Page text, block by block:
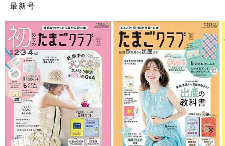
用したので痛みはなし。
20:00頃
胎盤を見せてもらう。ぷよぷよした薄いものだった。
21:00頃
会陰を縫われる。やけに沢山縫っていると思ったら出産のときに
膣も裂けるらしく、そこを縫っていると言われる。
夕飯が出ないと知り絶望。
23:00
清拭。離床しトイレに行くが尿は出ず導尿に。点滴抜針。
最新号